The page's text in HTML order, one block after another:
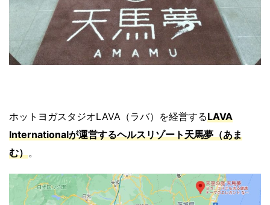
ホットヨガスタジオLAVA（ラバ）を経営するLAVA
Internationalが運営するヘルスリゾート天馬夢（あま
む）。